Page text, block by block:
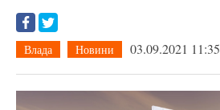
Влада Новини 03.09.2021 11:35